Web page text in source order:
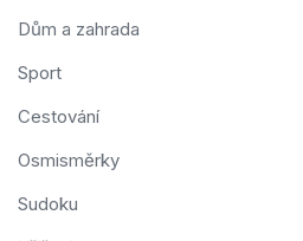
Dům a zahrada
Sport
Cestování
Osmisměrky
Sudoku